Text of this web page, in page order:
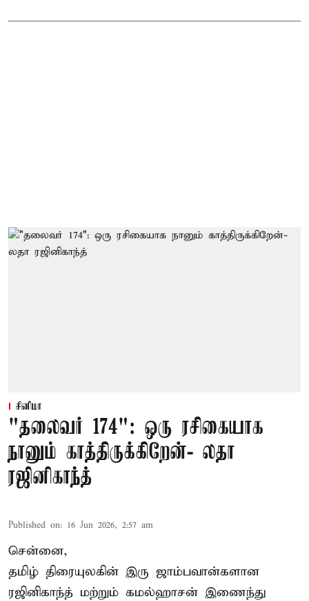
சினிமா
"தலைவர் 174": ஒரு ரசிகையாக
நானும் காத்திருக்கிறேன்- லதா
ரஜினிகாந்த்
Published on: 16 Jun 2026, 2:57 am
சென்னை,
தமிழ் திரையுலகின் இரு ஜாம்பவான்களான
ரஜினிகாந்த் மற்றும் கமல்ஹாசன் இணைந்து